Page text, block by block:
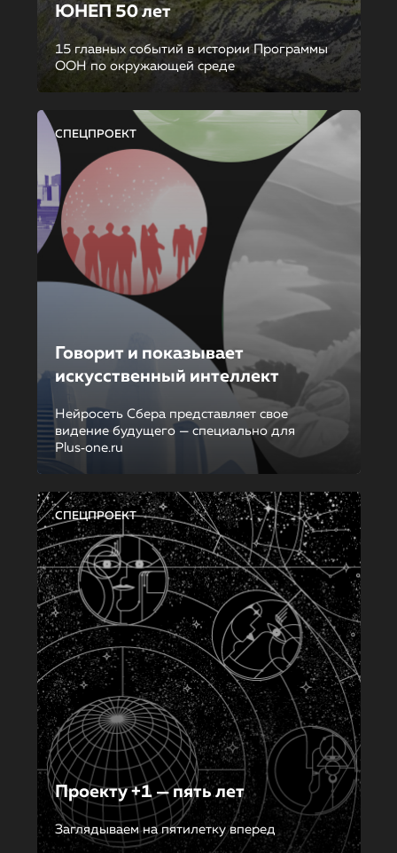
ЮНЕП 50 лет
15 главных событий в истории Программы
ООН по окружающей среде
СПЕЦПРОЕКТ
Говорит и показывает
искусственный интеллект
Нейросеть Сбера представляет свое
видение будущего — специально для
Plus‑one.ru
СПЕЦПРОЕКТ
Проекту +1 — пять лет
Заглядываем на пятилетку вперед